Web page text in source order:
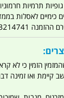
תרמיות
כימיים לאסלות
0523214741
הזמין כי לא
קיימת ואו זמינה